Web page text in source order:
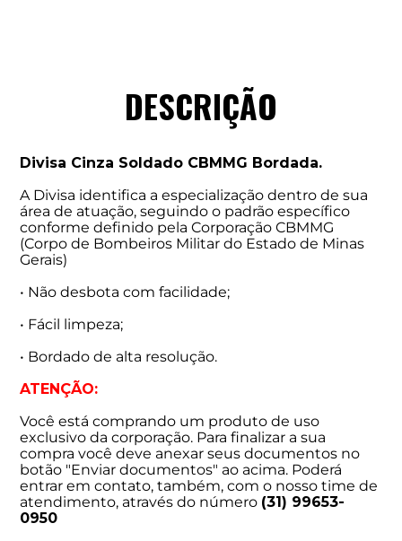
DESCRIÇÃO
Divisa Cinza Soldado CBMMG Bordada.
A Divisa identifica a especialização dentro de sua
área de atuação, seguindo o padrão específico
conforme definido pela Corporação CBMMG
(Corpo de Bombeiros Militar do Estado de Minas
Gerais)
• Não desbota com facilidade;
• Fácil limpeza;
• Bordado de alta resolução.
ATENÇÃO:
Você está comprando um produto de uso
exclusivo da corporação. Para finalizar a sua
compra você deve anexar seus documentos no
botão "Enviar documentos" ao acima. Poderá
entrar em contato, também, com o nosso time de
atendimento, através do número (31) 99653-
0950